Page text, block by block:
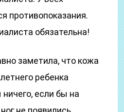
противопоказания.
обязательна!
заметила, что кожа
ребенка
если бы на